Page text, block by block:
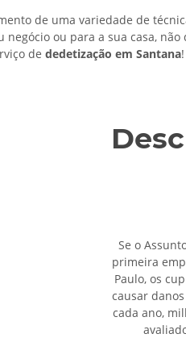
de uma variedade de
ou para a sua casa,
de dedetização em Santana!
Se o
primeira
Paulo, os
causar
cada ano,